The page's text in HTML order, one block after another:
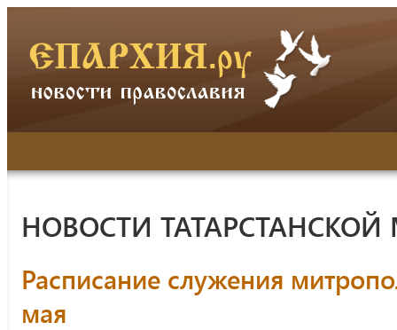
НОВОСТИ
Расписание служения
мая